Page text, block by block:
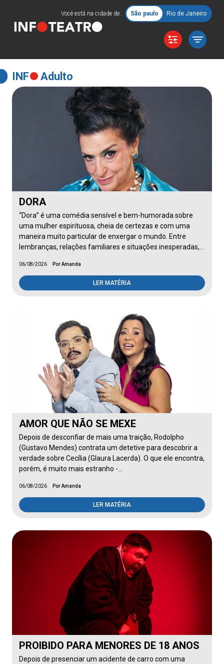
Você está na cidade de: São paulo Rio de Janeiro
INF Adulto
DORA
“Dora” é uma comédia sensível e bem-humorada sobre
uma mulher espirituosa, cheia de certezas e com uma
maneira muito particular de enxergar o mundo. Entre
lembranças, relações familiares e situações inesperadas,…
06/08/2026 Por Amanda
LER MATÉRIA
AMOR QUE NÃO SE MEXE
Depois de desconfiar de mais uma traição, Rodolpho
(Gustavo Mendes) contrata um detetive para descobrir a
verdade sobre Cecília (Glaura Lacerda). O que ele encontra,
porém, é muito mais estranho -…
06/08/2026 Por Amanda
LER MATÉRIA
PROIBIDO PARA MENORES DE 18 ANOS
Depois de presenciar um acidente de carro com uma